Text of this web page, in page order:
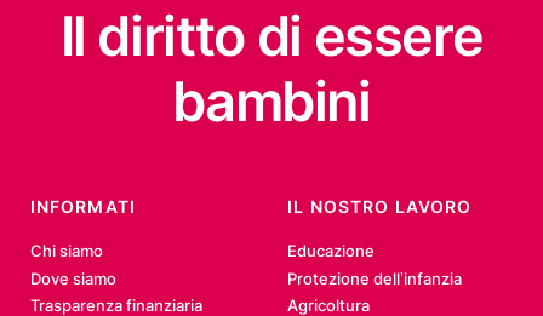
Il diritto di essere
bambini
INFORMATI
Chi siamo
Dove siamo
Trasparenza finanziaria
IL NOSTRO LAVORO
Educazione
Protezione dell’infanzia
Agricoltura